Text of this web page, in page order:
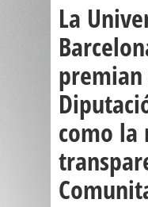
La
como la